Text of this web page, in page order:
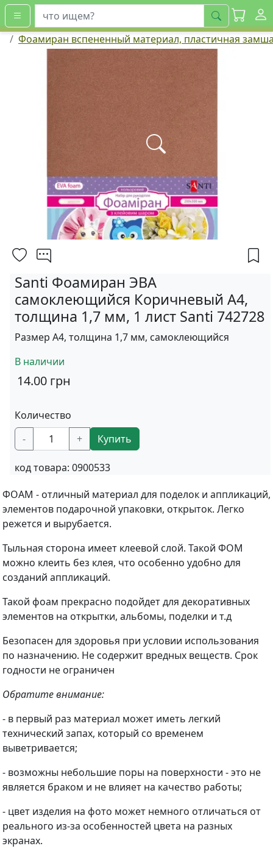
искать
Фоамиран вспененный материал, пластичная
Santi Фоамиран ЭВА
самоклеющийся Коричневый А4,
толщина 1,7 мм, 1 лист Santi 742728
Размер А4, толщина 1,7 мм, самоклеющийся
В наличии
14.00 грн
Количество
-
+ Купить
код товара: 0900533
ФОАМ - отличный материал для поделок и аппликаций,
элементов подарочной упаковки, открыток. Легко
режется и вырубается.
Тыльная сторона имеет клеевой слой. Такой ФОМ
можно клеить без клея, что особенно удобно для
созданий аппликаций.
Такой фоам прекрасно подойдет для декоративных
элементов на открытки, альбомы, поделки и т.д
Безопасен для здоровья при условии использования
по назначению. Не содержит вредных веществ. Срок
годности не ограничен
Обратите внимание:
- в первый раз материал может иметь легкий
технический запах, который со временем
выветривается;
- возможны небольшие поры на поверхности - это не
является браком и не влияет на качество работы;
- цвет изделия на фото может немного отличаться от
реального из-за особенностей цвета на разных
экранах.